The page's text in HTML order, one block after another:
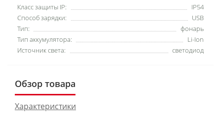
Класс защиты IP:
IP54
Способ зарядки:
USB
Тип:
фонарь
Тип аккумулятора:
Li-Ion
Источник света:
светодиод
Обзор товара
Характеристики